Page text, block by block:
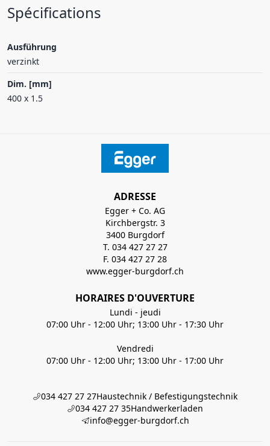
Spécifications
Ausführung
verzinkt
Dim. [mm]
400 x 1.5
ADRESSE
Egger + Co. AG
Kirchbergstr. 3
3400 Burgdorf
T. 034 427 27 27
F. 034 427 27 28
www.egger-burgdorf.ch
HORAIRES D'OUVERTURE
Lundi - jeudi
07:00 Uhr - 12:00 Uhr; 13:00 Uhr - 17:30 Uhr
Vendredi
07:00 Uhr - 12:00 Uhr; 13:00 Uhr - 17:00 Uhr
034 427 27 27Haustechnik / Befestigungstechnik
034 427 27 35Handwerkerladen
info@egger-burgdorf.ch